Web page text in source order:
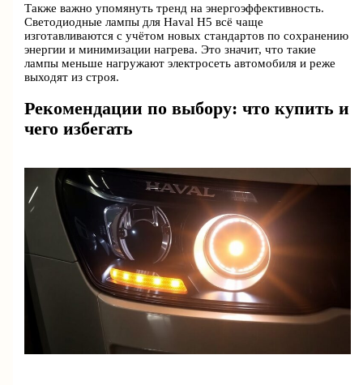
Также важно упомянуть тренд на энергоэффективность.
Светодиодные лампы для Haval H5 всё чаще
изготавливаются с учётом новых стандартов по сохранению
энергии и минимизации нагрева. Это значит, что такие
лампы меньше нагружают электросеть автомобиля и реже
выходят из строя.
Рекомендации по выбору: что купить и
чего избегать